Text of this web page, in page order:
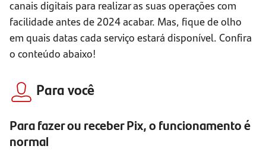
canais digitais para realizar as suas operações com
facilidade antes de 2024 acabar. Mas, fique de olho
em quais datas cada serviço estará disponível. Confira
o conteúdo abaixo!
Para você
Para fazer ou receber Pix, o funcionamento é
normal